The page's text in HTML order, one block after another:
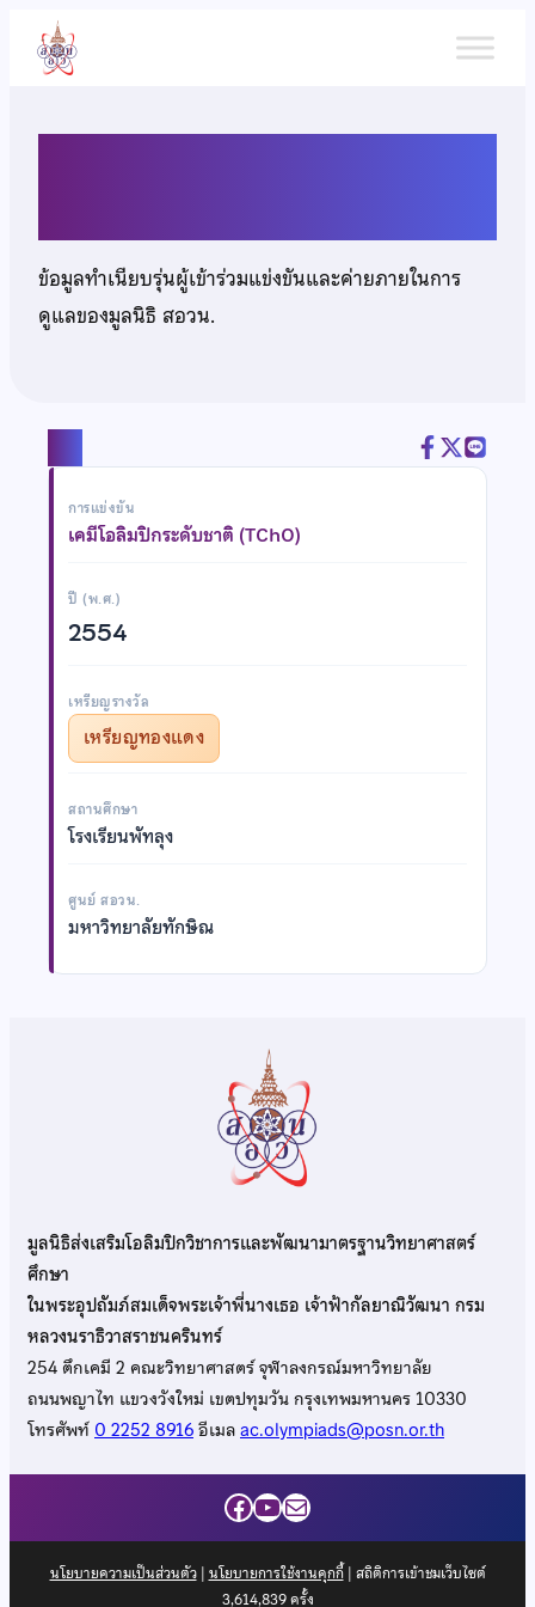
เนื้อหา
ข้อมูลทำเนียบรุ่นผู้เข้าร่วมแข่งขันและค่ายภายในการ
ดูแลของมูลนิธิ สอวน.
การแข่งขัน
เคมีโอลิมปิกระดับชาติ (TChO)
ปี (พ.ศ.)
2554
เหรียญรางวัล
เหรียญทองแดง
สถานศึกษา
โรงเรียนพัทลุง
ศูนย์ สอวน.
มหาวิทยาลัยทักษิณ
มูลนิธิส่งเสริมโอลิมปิกวิชาการและพัฒนามาตรฐานวิทยาศาสตร์
ศึกษา
ในพระอุปถัมภ์สมเด็จพระเจ้าพี่นางเธอ เจ้าฟ้ากัลยาณิวัฒนา กรม
หลวงนราธิวาสราชนครินทร์
254 ตึกเคมี 2 คณะวิทยาศาสตร์ จุฬาลงกรณ์มหาวิทยาลัย
ถนนพญาไท แขวงวังใหม่ เขตปทุมวัน กรุงเทพมหานคร 10330
โทรศัพท์0 2252 8916อีเมลac.olympiads@posn.or.th
Facebook
YouTube
Mail
นโยบายความเป็นส่วนตัว| นโยบายการใช้งานคุกกี้| สถิติการเข้าชมเว็บไซต์
3,614,839ครั้ง